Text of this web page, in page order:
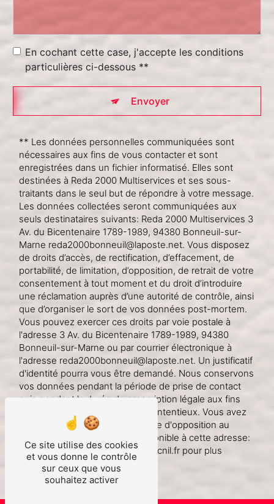
En cochant cette case, j'accepte les conditions
particulières ci-dessous **
Envoyer
** Les données personnelles communiquées sont
nécessaires aux fins de vous contacter et sont
enregistrées dans un fichier informatisé. Elles sont
destinées à Reda 2000 Multiservices et ses sous-
traitants dans le seul but de répondre à votre message.
Les données collectées seront communiquées aux
seuls destinataires suivants: Reda 2000 Multiservices 3
Av. du Bicentenaire 1789-1989, 94380 Bonneuil-sur-
Marne reda2000bonneuil@laposte.net. Vous disposez
de droits d’accès, de rectification, d’effacement, de
portabilité, de limitation, d’opposition, de retrait de votre
consentement à tout moment et du droit d’introduire
une réclamation auprès d’une autorité de contrôle, ainsi
que d’organiser le sort de vos données post-mortem.
Vous pouvez exercer ces droits par voie postale à
l'adresse 3 Av. du Bicentenaire 1789-1989, 94380
Bonneuil-sur-Marne ou par courrier électronique à
l'adresse reda2000bonneuil@laposte.net. Un justificatif
d'identité pourra vous être demandé. Nous conservons
vos données pendant la période de prise de contact
puis pendant la durée de prescription légale aux fins
probatoires et de gestion des contentieux. Vous avez
le droit de vous inscrire sur la liste d'opposition au
démarchage téléphonique, disponible à cette adresse:
Bloctel.gouv.fr. Consultez le site cnil.fr pour plus
d’informations sur vos droits.
Ce site utilise des cookies
et vous donne le contrôle
sur ceux que vous
souhaitez activer